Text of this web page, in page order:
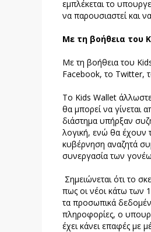
εμπλέκεται το
να παρουσιαστεί και
Με τη βοήθεια του
Με τη βοήθεια του
Facebook, το Twitter,
Το Kids Wallet άλλωστε
θα μπορεί να γίνεται
διάστημα υπήρξαν
λογική, ενώ θα έχουν
κυβέρνηση αναζητά
συνεργασία των
Σημειώνεται ότι το
πως οι νέοι κάτω των
τα προσωπικά
πληροφορίες, ο
έχει κάνει επαφές με